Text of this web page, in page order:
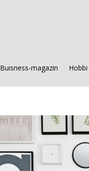
Buisness-magazin Hobbi